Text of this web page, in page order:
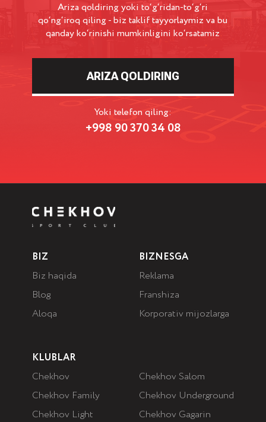
Ariza qoldiring yoki to‘g‘ridan-to‘g‘ri
qo‘ng‘iroq qiling - biz taklif tayyorlaymiz va bu
qanday ko‘rinishi mumkinligini ko‘rsatamiz
ARIZA QOLDIRING
Yoki telefon qiling:
+998 90 370 34 08
BIZNESGA
Reklama
Franshiza
Korporativ mijozlarga
Biz haqida
BIZ
Blog
Aloqa
KLUBLAR
Chekhov
Chekhov Family
Chekhov Light
Chekhov Salom
Chekhov Underground
Chekhov Gagarin